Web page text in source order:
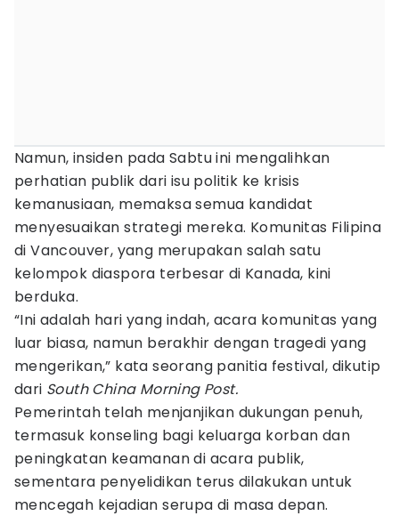
Namun, insiden pada Sabtu ini mengalihkan
perhatian publik dari isu politik ke krisis
kemanusiaan, memaksa semua kandidat
menyesuaikan strategi mereka. Komunitas Filipina
di Vancouver, yang merupakan salah satu
kelompok diaspora terbesar di Kanada, kini
berduka.
“Ini adalah hari yang indah, acara komunitas yang
luar biasa, namun berakhir dengan tragedi yang
mengerikan,” kata seorang panitia festival, dikutip
dari South China Morning Post.
Pemerintah telah menjanjikan dukungan penuh,
termasuk konseling bagi keluarga korban dan
peningkatan keamanan di acara publik,
sementara penyelidikan terus dilakukan untuk
mencegah kejadian serupa di masa depan.